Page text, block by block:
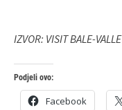
IZVOR: VISIT BALE-VALLE
Podjeli ovo:
Facebook